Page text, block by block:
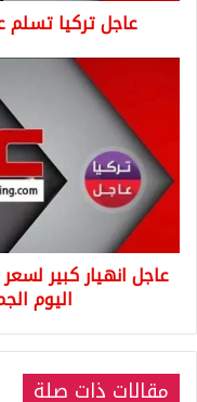
عاجل تركيا تسلم
عاجل
صرف
الليرة
السورية
العملات
اليوم
دمشق
عاجل انهيار كبير
اليوم
مقالات ذات صلة